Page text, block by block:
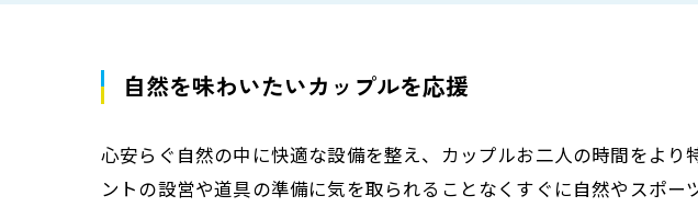
自然を味わいたいカップルを応援
心安らぐ自然の中に快適な設備を整え、カップルお二人の時間をよ
ントの設営や道具の準備に気を取られることなくすぐに自然やスポ